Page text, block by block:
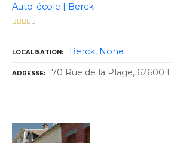
Auto-école | Berck
LOCALISATION Berck None
ADRESSE 70 Rue de la Plage, 62600